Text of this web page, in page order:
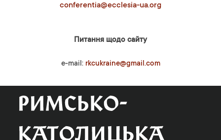
conferentia@ecclesia-ua.org
Питання щодо сайту
e-mail: rkcukraine@gmail.com